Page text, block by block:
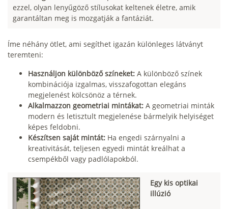
ezzel, olyan lenyűgöző stílusokat keltenek életre, amik
garantáltan meg is mozgatják a fantáziát.
Íme néhány ötlet, ami segíthet igazán különleges látványt
teremteni:
Használjon különböző színeket: A különböző színek
kombinációja izgalmas, visszafogottan elegáns
megjelenést kölcsönöz a térnek.
Alkalmazzon geometriai mintákat: A geometriai minták
modern és letisztult megjelenése bármelyik helyiséget
képes feldobni.
Készítsen saját mintát: Ha engedi szárnyalni a
kreativitását, teljesen egyedi mintát kreálhat a
csempékből vagy padlólapokból.
Egy kis optikai
illúzió